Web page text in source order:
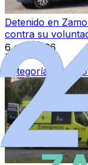
Detenido en
contra su
6 ago 2026
|
Categoría: